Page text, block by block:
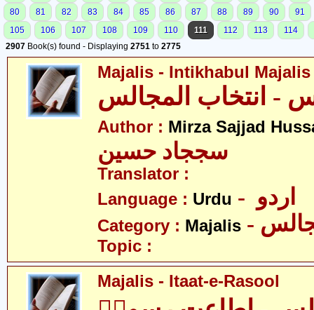
80
81 82 83 84 85 86 87 88 89 90
91
105
106 107 108 109 110 111 112 113
114
2907 Book(s) found - Displaying 2751 to 2775
Majalis - Intikhabul Majalis
Author : Mirza Sajjad
سججاد حسین
Translator :
Language : Urdu
Category : Majalis
Topic :
Majalis - Itaat-e-Rasool